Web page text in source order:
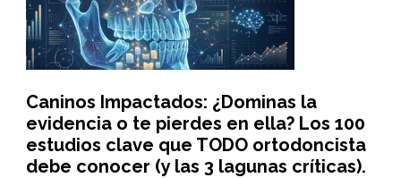
Caninos Impactados: ¿Dominas la
evidencia o te pierdes en ella? Los 100
estudios clave que TODO ortodoncista
debe conocer (y las 3 lagunas críticas).